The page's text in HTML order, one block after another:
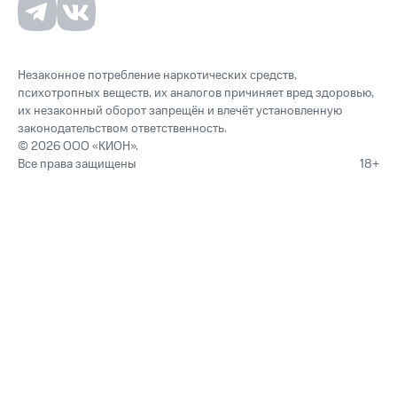
Незаконное потребление наркотических средств,
психотропных веществ, их аналогов причиняет вред здоровью,
их незаконный оборот запрещён и влечёт установленную
законодательством ответственность.
© 2026 ООО «КИОН».
Все права защищены
18+